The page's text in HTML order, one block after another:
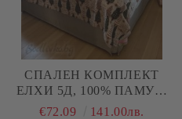
СПАЛЕН КОМПЛЕКТ
ЕЛХИ 5Д, 100% ПАМУК/
5Д, РАНФОРС, 5 ЧАСТИ
€72.09 141.00лв.